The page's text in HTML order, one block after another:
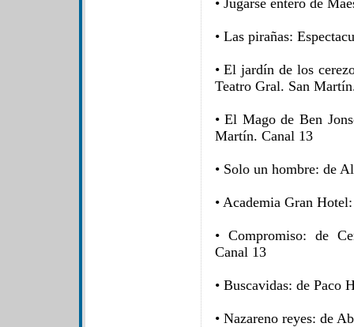
• Jugarse entero de
• Las pirañas:
• El jardín de los
Teatro Gral. San
• El Mago de Ben
Martín. Canal 13
• Solo un hombre: de
• Academia Gran
• Compromiso: de
Canal 13
• Buscavidas: de Paco
• Nazareno reyes: de